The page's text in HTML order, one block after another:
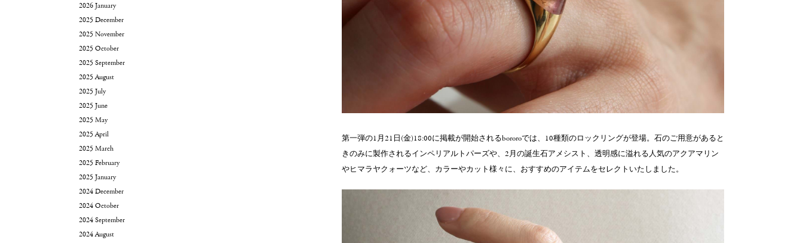
第一弾の1月21日(金)18:00に掲載が開始されるbororoでは、10種類のロックリングが登場。石のご用意があると
きのみに製作されるインペリアルトパーズや、2月の誕生石アメシスト、透明感に溢れる人気のアクアマリン
やヒマラヤクォーツなど、カラーやカット様々に、おすすめのアイテムをセレクトいたしました。
2026 January
2025 December
2025 November
2025 October
2025 September
2025 August
2025 July
2025 June
2025 May
2025 April
2025 March
2025 February
2025 January
2024 December
2024 October
2024 September
2024 August